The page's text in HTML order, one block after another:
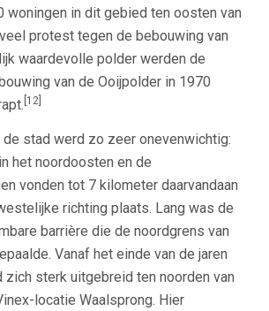
woningen in dit gebied ten oosten van
protest tegen de bebouwing van
waardevolle polder werden de
van de Ooijpolder in 1970
[12]
de stad werd zo zeer onevenwichtig:
het noordoosten en de
vonden tot 7 kilometer daarvandaan
richting plaats. Lang was de
barrière die de noordgrens van
Vanaf het einde van de jaren
sterk uitgebreid ten noorden van
locatie Waalsprong. Hier